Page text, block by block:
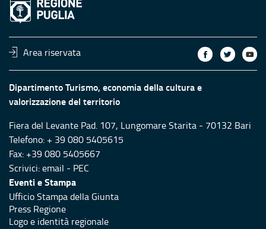
Area riservata
Dipartimento Turismo, economia della cultura e
valorizzazione del territorio
Fiera del Levante Pad. 107, Lungomare Starita - 70132 Bari
Telefono: + 39 080 5405615
Fax: +39 080 5405667
Scrivici:email - PEC
Eventi e Stampa
Ufficio Stampa della Giunta
Press Regione
Logo e identità regionale